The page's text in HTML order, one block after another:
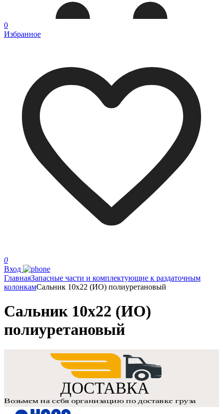
0
Избранное
0
Вход
ГлавнаяЗапасные части и комплектующие к раздаточным
колонкамСальник 10х22 (ИО) полиуретановый
Сальник 10х22 (ИО)
полиуретановый